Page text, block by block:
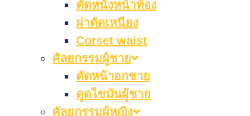
ตัดหนังหน้าท้อง
ผ่าตัดเหนียง
Corset waist
ศัลยกรรมผู้ชาย
ตัดหน้าอกชาย
ดูดไขมันผู้ชาย
ศัลยกรรมผู้หญิง